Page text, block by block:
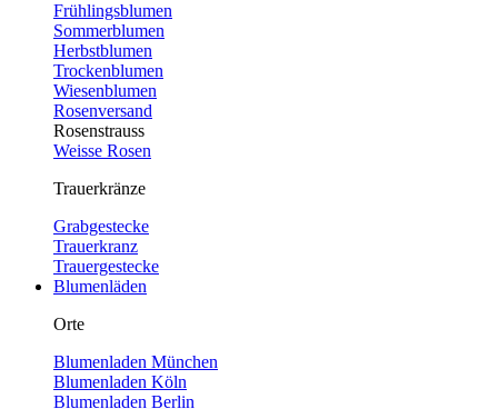
Frühlingsblumen
Sommerblumen
Herbstblumen
Trockenblumen
Wiesenblumen
Rosenversand
Rosenstrauss
Weisse Rosen
Trauerkränze
Grabgestecke
Trauerkranz
Trauergestecke
Blumenläden
Orte
Blumenladen München
Blumenladen Köln
Blumenladen Berlin